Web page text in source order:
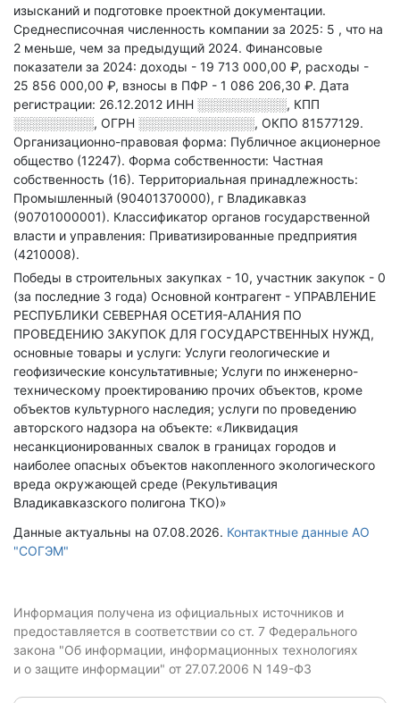
изысканий и подготовке проектной документации.
Среднесписочная численность компании за 2025: 5 , что на
2 меньше, чем за предыдущий 2024. Финансовые
показатели за 2024: доходы - 19 713 000,00 ₽, расходы -
25 856 000,00 ₽, взносы в ПФР - 1 086 206,30 ₽. Дата
регистрации: 26.12.2012 ИНН ░░░░░░░░░░, КПП
░░░░░░░░░, ОГРН ░░░░░░░░░░░░░, ОКПО 81577129.
Организационно-правовая форма: Публичное акционерное
общество (12247). Форма собственности: Частная
собственность (16). Территориальная принадлежность:
Промышленный (90401370000), г Владикавказ
(90701000001). Классификатор органов государственной
власти и управления: Приватизированные предприятия
(4210008).
Победы в строительных закупках - 10, участник закупок - 0
(за последние 3 года) Основной контрагент - УПРАВЛЕНИЕ
РЕСПУБЛИКИ СЕВЕРНАЯ ОСЕТИЯ-АЛАНИЯ ПО
ПРОВЕДЕНИЮ ЗАКУПОК ДЛЯ ГОСУДАРСТВЕННЫХ НУЖД,
основные товары и услуги: Услуги геологические и
геофизические консультативные; Услуги по инженерно-
техническому проектированию прочих объектов, кроме
объектов культурного наследия; услуги по проведению
авторского надзора на объекте: «Ликвидация
несанкционированных свалок в границах городов и
наиболее опасных объектов накопленного экологического
вреда окружающей среде (Рекультивация
Владикавказского полигона ТКО)»
Данные актуальны на 07.08.2026. Контактные данные АО
"СОГЭМ"
Информация получена из официальных источников и
предоставляется в соответствии со ст. 7 Федерального
закона "Об информации, информационных технологиях
и о защите информации" от 27.07.2006 N 149-ФЗ